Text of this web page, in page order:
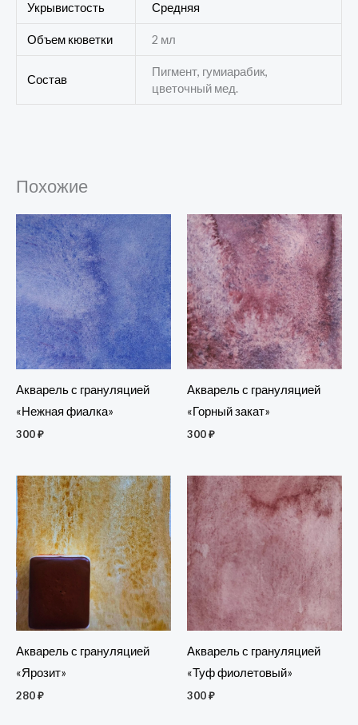
Укрывистость Средняя
Объем кюветки 2 мл
Состав
Пигмент, гумиарабик,
цветочный мед.
Похожие
Акварель с грануляцией
«Нежная фиалка»
300₽
Акварель с грануляцией
«Горный закат»
300₽
Акварель с грануляцией
«Ярозит»
280₽
Акварель с грануляцией
«Туф фиолетовый»
300₽